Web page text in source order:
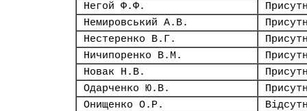
Негой Ф.Ф.
Немировський А.В.
Нестеренко В.Г.
Ничипоренко В.М.
Новак Н.В.
Одарченко Ю.В.
Онищенко О.Р.